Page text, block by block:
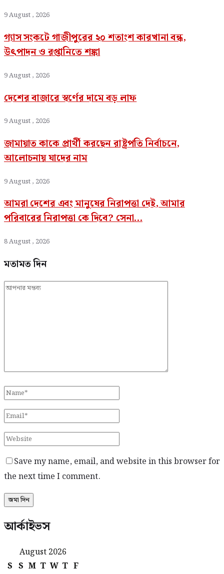
9 August , 2026
গ্যাস সংকটে গাজীপুরের ২০ শতাংশ কারখানা বন্ধ,
উৎপাদন ও রপ্তানিতে শঙ্কা
9 August , 2026
দেশের বাজারে স্বর্ণের দামে বড় লাফ
9 August , 2026
জামায়াত কাকে প্রার্থী করছেন রাষ্ট্রপতি নির্বাচনে,
আলোচনায় যাদের নাম
9 August , 2026
আমরা দেশের এবং মানুষের নিরাপত্তা দেই, আমার
পরিবারের নিরাপত্তা কে দিবে? সেনা...
8 August , 2026
মতামত দিন
Save my name, email, and website in this browser for
the next time I comment.
আর্কাইভস
August 2026
S S M T W T F